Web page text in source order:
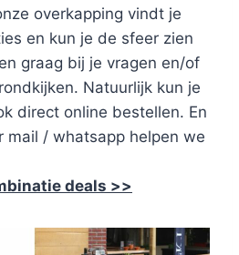
overkapping vindt je
en kun je de sfeer zien
graag bij je vragen en/of
Natuurlijk kun je
direct online bestellen. En
mail / whatsapp helpen we
deals >>